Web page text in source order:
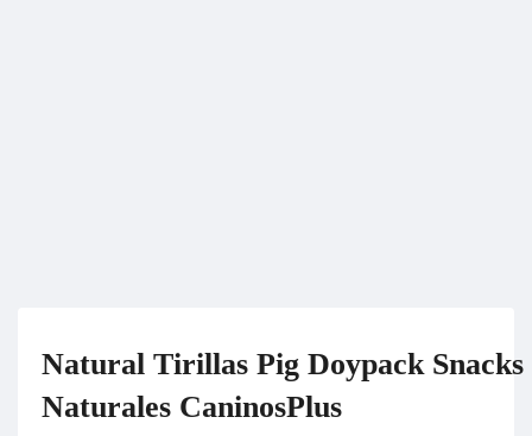
Natural Tirillas Pig Doypack Snacks
Naturales CaninosPlus